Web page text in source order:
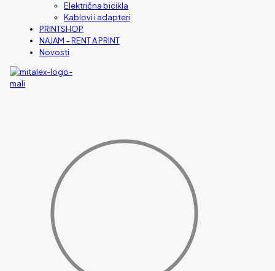
Električna bicikla
Kablovi i adapteri
PRINTSHOP
NAJAM – RENT A PRINT
Novosti